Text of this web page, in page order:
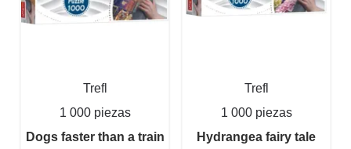
Trefl
1 000 piezas
Dogs faster than a train
Trefl
1 000 piezas
Hydrangea fairy tale